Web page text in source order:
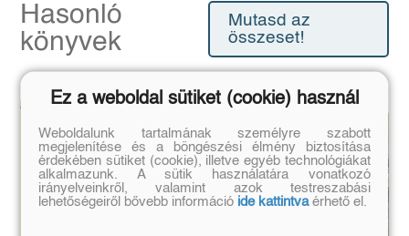
Hasonló
könyvek
Mutasd az
összeset!
Ez a weboldal sütiket (cookie) használ
Weboldalunk tartalmának személyre szabott
megjelenítése és a böngészési élmény biztosítása
érdekében sütiket (cookie), illetve egyéb technológiákat
alkalmazunk. A sütik használatára vonatkozó
irányelveinkről, valamint azok testreszabási
lehetőségeiről bővebb információ ide kattintvaérhető el.